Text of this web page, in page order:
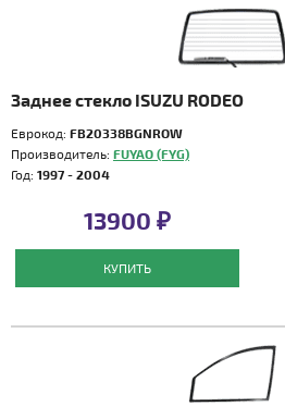
Заднее стекло ISUZU RODEO
Еврокод: FB20338BGNROW
Производитель: FUYAO (FYG)
Год: 1997 - 2004
13900 ₽
КУПИТЬ